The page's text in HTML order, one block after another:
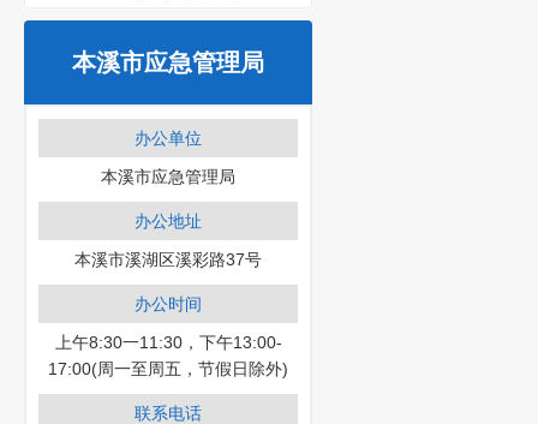
本溪市应急管理局
办公单位
本溪市应急管理局
办公地址
本溪市溪湖区溪彩路37号
办公时间
上午8:30一11:30，下午13:00-
17:00(周一至周五，节假日除外)
联系电话